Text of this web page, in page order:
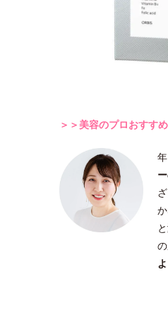
＞＞美容のプロおすす